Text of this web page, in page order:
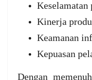
Keselamatan
Kinerja
Keamanan
Kepuasan
Dengan